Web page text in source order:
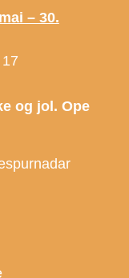
– 30.
og jol. Ope